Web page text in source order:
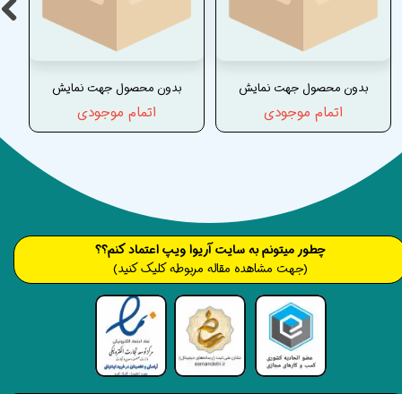
بدون محصول جهت نمایش
اتمام موجودی
بدون محصول جهت نمایش
اتمام موجودی
​​​چطور میتونم به سایت آریوا ویپ اعتماد کنم؟؟
(جهت مشاهده مقاله مربوطه کلیک کنید)